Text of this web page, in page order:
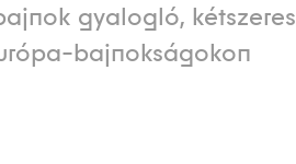
gyalogló, kétszeres
bajnokságokon